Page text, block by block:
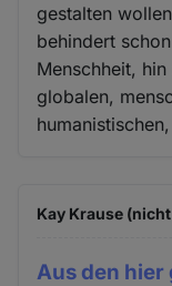
gestalten
behindert
Menschheit,
globalen,
Kay Krause
Aus den hier